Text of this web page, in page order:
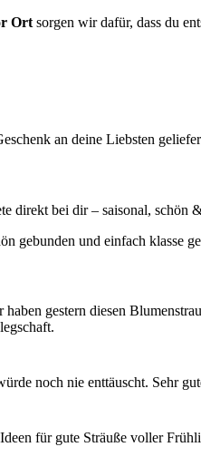
Ort sorgen wir dafür, dass du
an deine Liebsten
direkt bei dir – saisonal, schön
gebunden und einfach klasse
gestern diesen
noch nie enttäuscht. Sehr
für gute Sträuße voller